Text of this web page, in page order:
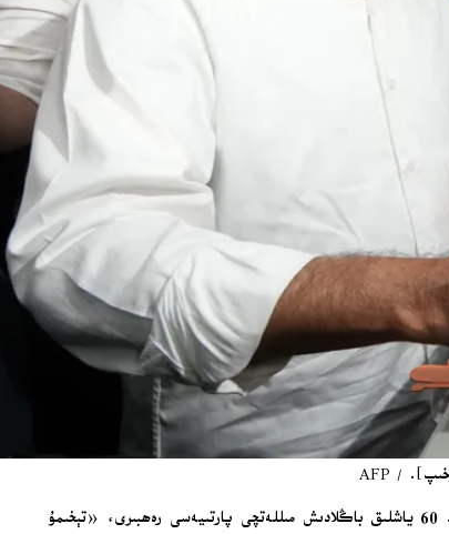
ئۇزۇن مەزگىل ئاتا-ئانىسىنىڭ سايىسىدا قالغان ۋە باڭلادىشنىڭ ئەڭ كۈچلۈك سىياسىي جەمەتىنىڭ بىرىنىڭ ۋارىسى بولغان تارىق رەھمان، ئاخىرىدا سەھنىگە چىقتى. 60 ياشلىق باڭلادىش مىللەتچى پارتىيەسى رەھبىرى، «تېخىمۇ